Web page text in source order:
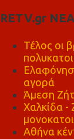
RETV.gr
Τέλος οι
αγορά
Άμεση
Χαλκίδα -
Αθήνα